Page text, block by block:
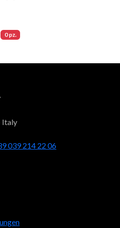
0 pz.
Italy
039 214 22 06